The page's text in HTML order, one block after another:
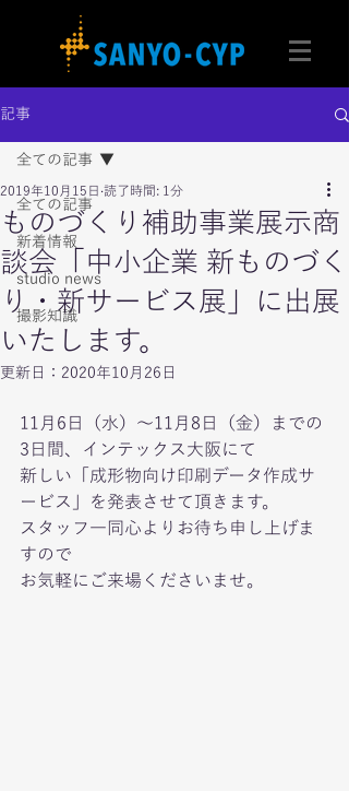
記事
全ての記事
新着情報
studio news
撮影知識
全ての記事
ものづくり補助事業展示商
談会「中小企業 新ものづく
り・新サービス展」に出展
いたします。
2019年10月15日 読了時間: 1分
更新日： 2020年10月26日
11月6日（水）～11月8日（金）までの
3日間、インテックス大阪にて
新しい「成形物向け印刷データ作成サ
ービス」を発表させて頂きます。
スタッフ一同心よりお待ち申し上げま
すので
お気軽にご来場くださいませ。